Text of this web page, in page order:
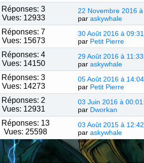
Réponses: 3
Vues: 12933
22 Novembre 2016
par askywhale
Réponses: 7
Vues: 15673
30 Août 2016 à
par Petit Pierre
Réponses: 4
Vues: 14150
29 Août 2016 à
par askywhale
Réponses: 3
Vues: 14273
05 Août 2016 à
par Petit Pierre
Réponses: 2
Vues: 12931
03 Juin 2016 à
par Dworkan
Réponses: 13
Vues: 25598
03 Août 2015 à
par askywhale